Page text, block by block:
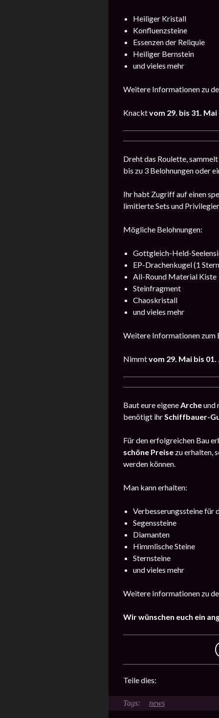
Heiliger Kristall
Konfluenzsteine
Essenzen der Reliquie
Heiliger Bernstein
und vieles mehr
Weitere Informationen zu
Knacktvom 29. bis 31. Mai
Dreht das Roulette,
bis zu 3 Belohnungen oder
Ihr habt Zugriff auf einen
limitierte Sets und
Mögliche Belohnungen:
Gottgleich-Held-
EP-Drachenkugel (1
All-Round Material Kiste
Steinfragment
Chaoskristall
und vieles mehr
Weitere Informationen zum
Nimmtvom 29. Mai bis 01.
Baut eure eigeneArcheund
benötigt ihrSchiffbauer-
Für den erfolgreichen Bau
schöne Preise zu erhalten,
werden können.
Man kann erhalten:
Verbesserungssteine für
Segenssteine
Diamanten
Himmlische Steine
Sternsteine
und vieles mehr
Weitere Informationen zu
Wir wünschen euch ein
Teile dies:
news